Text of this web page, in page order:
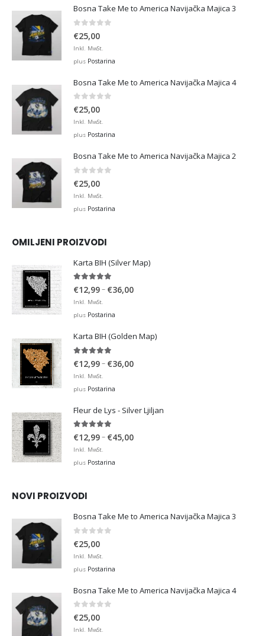
Bosna Take Me to America Navijačka Majica 3
0 out of 5
€25,00
Inkl. MwSt.
plus Postarina
Bosna Take Me to America Navijačka Majica 4
0 out of 5
€25,00
Inkl. MwSt.
plus Postarina
Bosna Take Me to America Navijačka Majica 2
€25,00
Inkl. MwSt.
plus Postarina
OMILJENI PROIZVODI
Karta BIH (Silver Map)
4.95out of 5
€12,99– €36,00Price
€36,00
Inkl. MwSt.
plus Postarina
Karta BIH (Golden Map)
€12,99– €36,00Price
€36,00
Inkl. MwSt.
plus Postarina
Fleur de Lys - Silver Ljiljan
4.88out of 5
€12,99– €45,00Price
Inkl. MwSt.
plus Postarina
NOVI PROIZVODI
Bosna Take Me to America Navijačka Majica 3
0 out of 5
€25,00
Inkl. MwSt.
plus Postarina
Bosna Take Me to America Navijačka Majica 4
0 out of 5
€25,00
Inkl. MwSt.